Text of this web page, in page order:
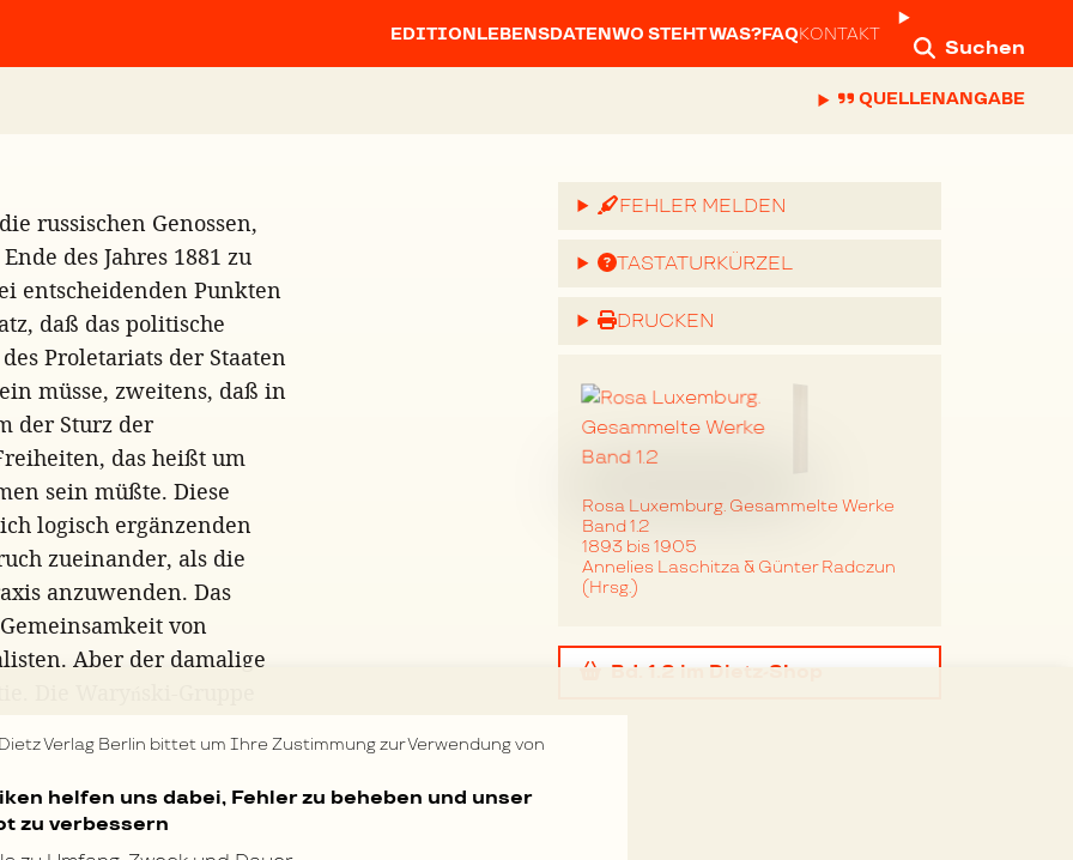
Verlag Berlin bittet um Ihre Zustimmung zur Verwendung von
helfen uns dabei, Fehler zu beheben und unser
zu verbessern
EDITIONLEBENSDATENWO STEHT WAS?FAQKONTAKT
Suchen
QUELLENANGABE
russischen Genossen,
des Jahres 1881 zu
entscheidenden Punkten
daß das politische
Proletariats der Staaten
müsse, zweitens, daß in
der Sturz der
das heißt um
sein müßte. Diese
logisch ergänzenden
zueinander, als die
anzuwenden. Das
von
Aber der damalige
nichtdas Programm der
den Kampf gegen
den organisierten
FEHLER MELDEN
TASTATURKÜRZEL
DRUCKEN
Rosa Luxemburg. Gesammelte Werke
Band 1.2
1893 bis 1905
Annelies Laschitza & Günter Radczun
(Hrsg.)
Bd. 1.2 im Dietz-Shop